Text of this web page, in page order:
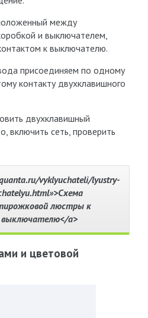
между
и выключателем,
к выключателю.
присоединяем по одному
контакту двухклавишного
двухклавишный
включить сеть, проверить
vyklyuchateli/lyustry-
люстры к
выключателю</a>
и цветовой